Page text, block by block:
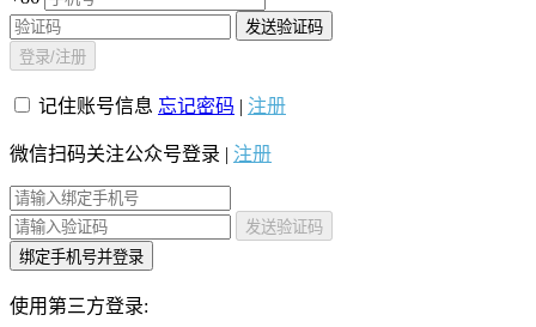
发送验证码
登录/注册
记住账号信息 忘记密码 | 注册
微信扫码关注公众号登录 | 注册
发送验证码
绑定手机号并登录
使用第三方登录: